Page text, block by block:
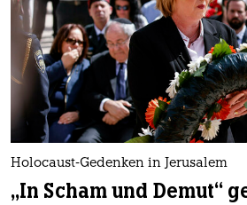
Holocaust-Gedenken in Jerusalem
„In Scham und Demut“